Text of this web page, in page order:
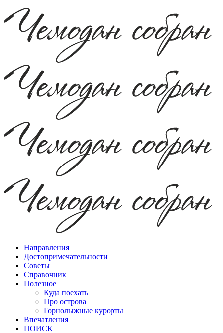
Направления
Достопримечательности
Советы
Справочник
Полезное
Куда поехать
Про острова
Горнолыжные курорты
Впечатления
ПОИСК